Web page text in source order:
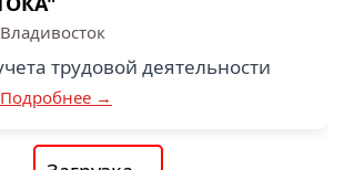
Владивосток
трудовой деятельности
Подробнее →